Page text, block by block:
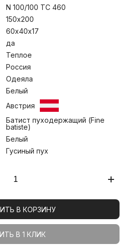
N 100/100 TC 460
150х200
60х40х17
да
Теплое
Россия
Одеяла
Белый
Австрия
Батист пуходержащий (Fine
batiste)
Белый
Гусиный пух
В КОРЗИНУ
В 1 КЛИК